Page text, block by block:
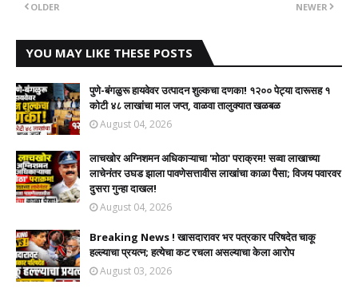
NEWER
OLDER
YOU MAY LIKE THESE POSTS
पुणे-बंगळुरू हायवेवर उत्पादन शुल्कचा दणका! १२०० पेट्या दारूसह १
कोटी ४८ लाखांचा माल जप्त, वाळवा तालुक्यात खळबळ
August 04, 2026
लाचखोर अग्निशमन अधिकाऱ्याचा 'मोठा' पराक्रम! सव्वा लाखाच्या
लाचेनंतर उघड झाला पावणेसत्तावीस लाखांचा काळा पैसा; विजय पवारवर
दुसरा गुन्हा दाखल!​
August 04, 2026
Breaking News ! खासदारावर भर पत्रकार परिषदेत चाकू
हल्ल्याचा प्रयत्न; हत्येचा कट रचला असल्याचा केला आरोप
August 03, 2026